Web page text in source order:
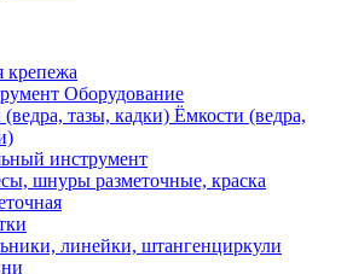
крепежа
Оборудование
Ёмкости (ведра,
инструмент
шнуры разметочные, краска
линейки, штангенциркули